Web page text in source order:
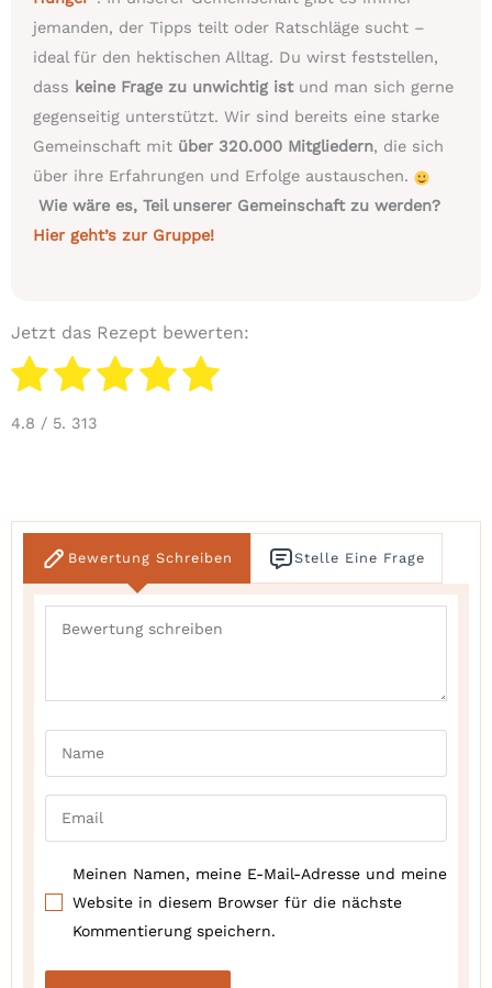
jemanden, der Tipps teilt oder Ratschläge sucht –
ideal für den hektischen Alltag. Du wirst feststellen,
dass keine Frage zu unwichtig istund man sich gerne
gegenseitig unterstützt. Wir sind bereits eine starke
Gemeinschaft mit über 320.000 Mitgliedern, die sich
über ihre Erfahrungen und Erfolge austauschen.
Wie wäre es, Teil unserer Gemeinschaft zu werden?
Hier geht’s zur Gruppe!
Jetzt das Rezept bewerten:
4.8 / 5. 313
Bewertung Schreiben Stelle Eine Frage
Meinen Namen, meine E-Mail-Adresse und meine
Website in diesem Browser für die nächste
Kommentierung speichern.